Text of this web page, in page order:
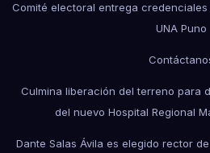
Comité electoral entrega
UNA Puno
Culmina liberación del terreno para
del nuevo Hospital Regional
Dante Salas Ávila es elegido rector